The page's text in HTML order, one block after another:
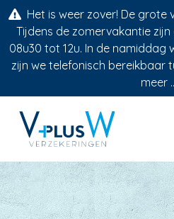
Het is weer zover! De grote
Tijdens de zomervakantie
08u30 tot 12u. In de namiddag
zijn we telefonisch bereikbaar
meer